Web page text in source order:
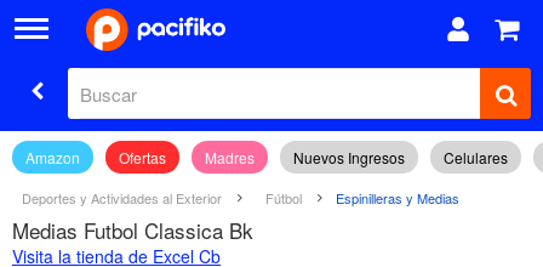
Amazon Ofertas Madres Nuevos Ingresos Celulares
Deportes y Actividades al Exterior Fútbol Espinilleras y Medias
Medias Futbol Classica Bk
Visita la tienda de Excel Cb